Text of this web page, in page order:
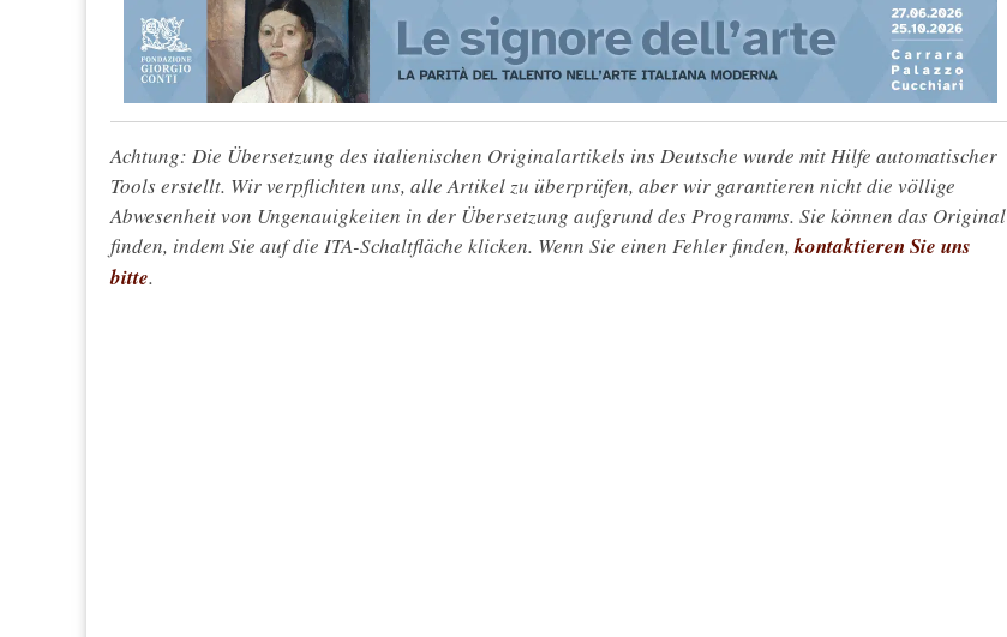
Achtung: Die Übersetzung des italienischen Originalartikels ins Deutsche wurde mit Hilfe automatischer
Tools erstellt. Wir verpflichten uns, alle Artikel zu überprüfen, aber wir garantieren nicht die völlige
Abwesenheit von Ungenauigkeiten in der Übersetzung aufgrund des Programms. Sie können das Original
finden, indem Sie auf die ITA-Schaltfläche klicken. Wenn Sie einen Fehler finden,kontaktieren Sie uns
bitte.